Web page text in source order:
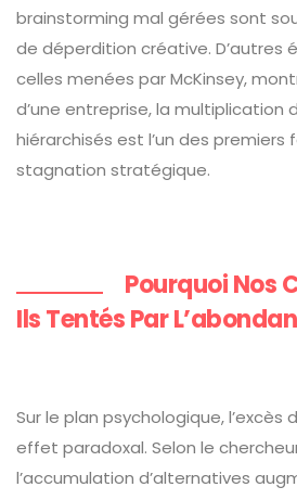
brainstorming mal gérées sont
de déperdition créative. D’autres
celles menées par McKinsey,
d’une entreprise, la multiplication
hiérarchisés est l’un des premiers
stagnation stratégique.
Pourquoi Nos
Ils Tentés Par
Sur le plan psychologique, l’excès
effet paradoxal. Selon le
l’accumulation d’alternatives